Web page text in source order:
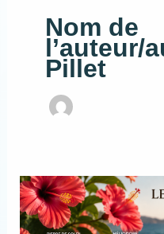
Nom de
l’auteur/
Pillet